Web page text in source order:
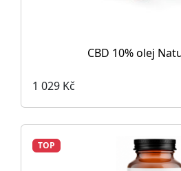
CBD 10% olej
1 029 Kč
TOP